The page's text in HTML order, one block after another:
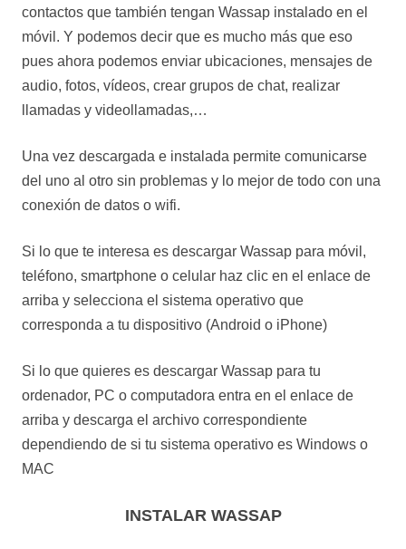
contactos que también tengan Wassap instalado en el
móvil. Y podemos decir que es mucho más que eso
pues ahora podemos enviar ubicaciones, mensajes de
audio, fotos, vídeos, crear grupos de chat, realizar
llamadas y videollamadas,…
Una vez descargada e instalada permite comunicarse
del uno al otro sin problemas y lo mejor de todo con una
conexión de datos o wifi.
Si lo que te interesa es descargar Wassap para móvil,
teléfono, smartphone o celular haz clic en el enlace de
arriba y selecciona el sistema operativo que
corresponda a tu dispositivo (Android o iPhone)
Si lo que quieres es descargar Wassap para tu
ordenador, PC o computadora entra en el enlace de
arriba y descarga el archivo correspondiente
dependiendo de si tu sistema operativo es Windows o
MAC
INSTALAR WASSAP